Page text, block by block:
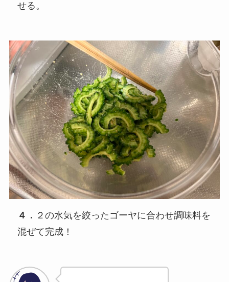
せる。
４． ２の水気を絞ったゴーヤに合わせ調味料を
混ぜて完成！